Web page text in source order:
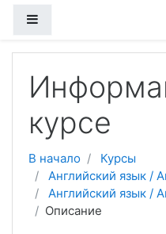
курсе
В начало
Курсы
Английский язык /
Английский язык /
Описание